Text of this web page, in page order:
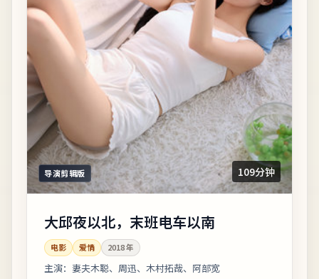
导演剪辑版 109分钟
大邱夜以北，末班电车以南
电影 爱情 2018年
主演： 妻夫木聪、周迅、木村拓哉、阿部宽